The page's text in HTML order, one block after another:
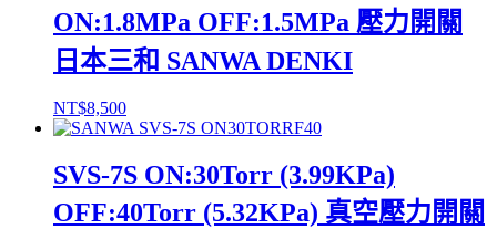
ON:1.8MPa OFF:1.5MPa 壓力開關
日本三和 SANWA DENKI
NT$8,500
SVS-7S ON:30Torr (3.99KPa)
OFF:40Torr (5.32KPa) 真空壓力開關